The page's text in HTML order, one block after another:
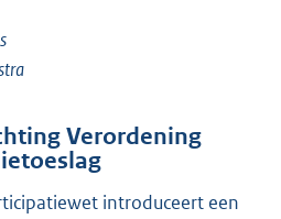
Verordening
introduceert een